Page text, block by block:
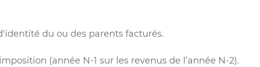
du ou des parents facturés.
(année N-1 sur les revenus de l’année N-2).